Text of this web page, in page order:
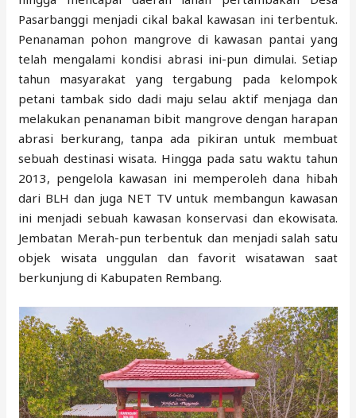
Pasarbanggi menjadi cikal bakal kawasan ini terbentuk.
Penanaman pohon mangrove di kawasan pantai yang
telah mengalami kondisi abrasi ini-pun dimulai. Setiap
tahun masyarakat yang tergabung pada kelompok
petani tambak sido dadi maju selau aktif menjaga dan
melakukan penanaman bibit mangrove dengan harapan
abrasi berkurang, tanpa ada pikiran untuk membuat
sebuah destinasi wisata. Hingga pada satu waktu tahun
2013, pengelola kawasan ini memperoleh dana hibah
dari BLH dan juga NET TV untuk membangun kawasan
ini menjadi sebuah kawasan konservasi dan ekowisata.
Jembatan Merah-pun terbentuk dan menjadi salah satu
objek wisata unggulan dan favorit wisatawan saat
berkunjung di Kabupaten Rembang.